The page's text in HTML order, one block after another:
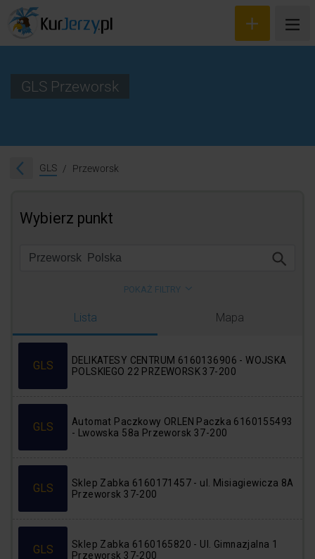
Rejestracja
GLS Przeworsk
GLS Przeworsk